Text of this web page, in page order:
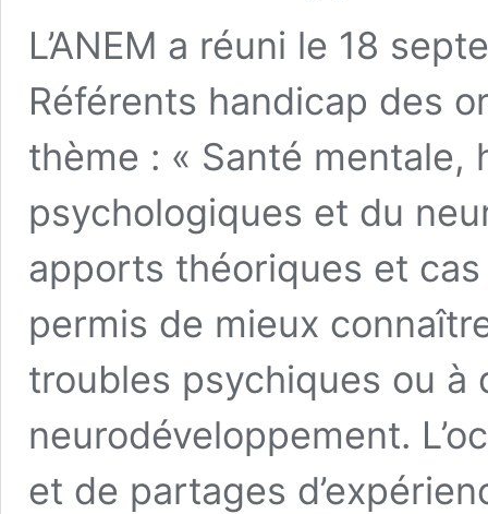
L’ANEM a réuni le 18
Référents handicap des
thème : « Santé
psychologiques et du
apports théoriques et
permis de mieux
troubles psychiques ou à
neurodéveloppement.
et de partages